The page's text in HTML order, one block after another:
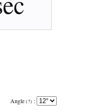
Angle (?) :